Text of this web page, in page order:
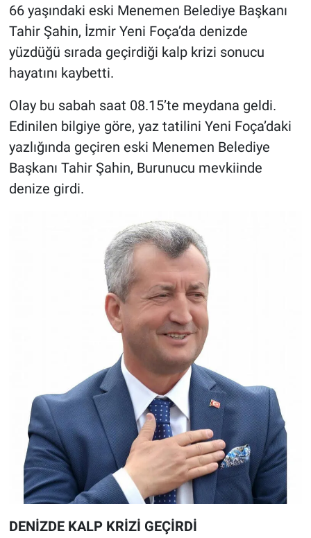
66 yaşındaki eski Menemen Belediye Başkanı
Tahir Şahin, İzmir Yeni Foça’da denizde
yüzdüğü sırada geçirdiği kalp krizi sonucu
hayatını kaybetti.
Olay bu sabah saat 08.15’te meydana geldi.
Edinilen bilgiye göre, yaz tatilini Yeni Foça’daki
yazlığında geçiren eski Menemen Belediye
Başkanı Tahir Şahin, Burunucu mevkiinde
denize girdi.
DENİZDE KALP KRİZİ GEÇİRDİ